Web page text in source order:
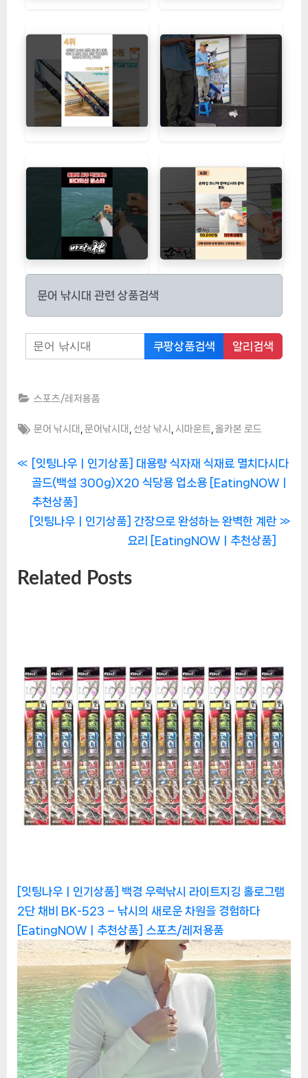
문어 낚시대 관련 상품검색
쿠팡상품검색 알리검색
스포츠/레저용품
Tags:
문어 낚시대 ,문어낚시대 선상 낚시 시마운트 ,올카본 로드
글
탐
색
P
r
e
v
u
t
:
[잇팅나우ㅣ인기상품] 대용량 식자재 식재료 멸치다시다
골드(백설 300g)X20 식당용 업소용 [EatingNOWㅣ
추천상품]
N
t
:
[잇팅나우ㅣ인기상품] 간장으로 완성하는 완벽한 계란
요리 [EatingNOWㅣ추천상품]
Related Posts
[잇팅나우ㅣ인기상품] 백경 우럭낚시 라이트지깅 홀로그램
2단 채비 BK-523 – 낚시의 새로운 차원을 경험하다
[EatingNOWㅣ추천상품] 스포츠/레저용품